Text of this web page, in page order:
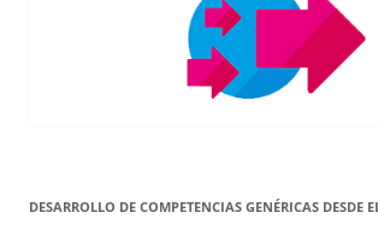
DESARROLLO DE COMPETENCIAS GENÉRICAS DESDE